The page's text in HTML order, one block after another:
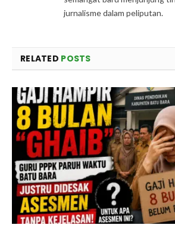
jurnalisme dalam peliputan.
RELATED POSTS